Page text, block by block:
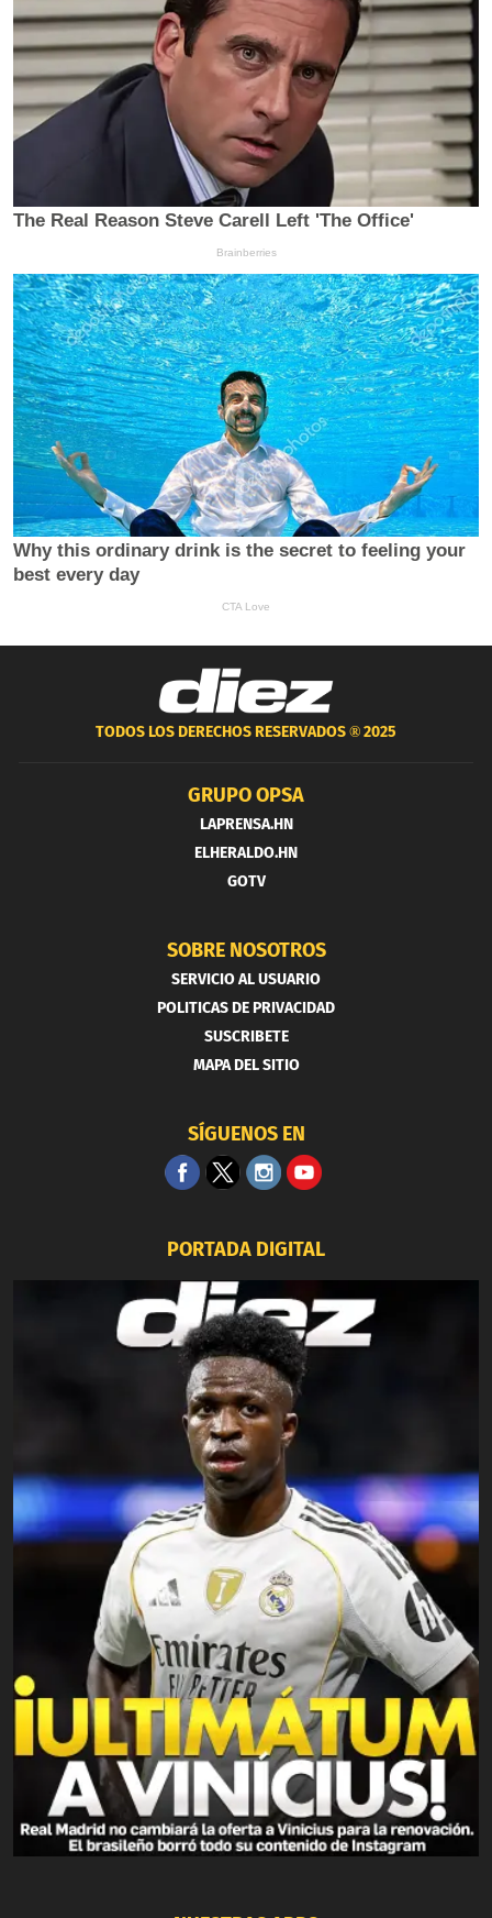
TODOS LOS DERECHOS RESERVADOS ®2025
GRUPO OPSA
LAPRENSA.HN
ELHERALDO.HN
GOTV
SOBRE NOSOTROS
SERVICIO AL USUARIO
POLITICAS DE PRIVACIDAD
SUSCRIBETE
MAPA DEL SITIO
SÍGUENOS EN
PORTADA DIGITAL